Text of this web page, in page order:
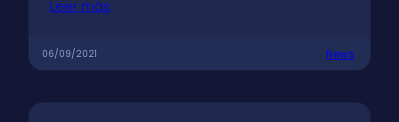
Leer más
06/09/2021 News